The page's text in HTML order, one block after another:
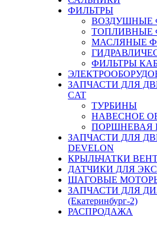
ФИЛЬТРЫ
ВОЗДУШНЫЕ
ТОПЛИВНЫЕ
МАСЛЯНЫЕ
ФИЛЬТРЫ
ЗАПЧАСТИ ДЛЯ
CAT
ТУРБИНЫ
НАВЕСНОЕ
ПОРШНЕВАЯ
ЗАПЧАСТИ ДЛЯ
DEVELON
КРЫЛЬЧАТКИ
ДАТЧИКИ ДЛЯ
ШАГОВЫЕ
ЗАПЧАСТИ ДЛЯ
(Екатеринбург-2)
РАСПРОДАЖА